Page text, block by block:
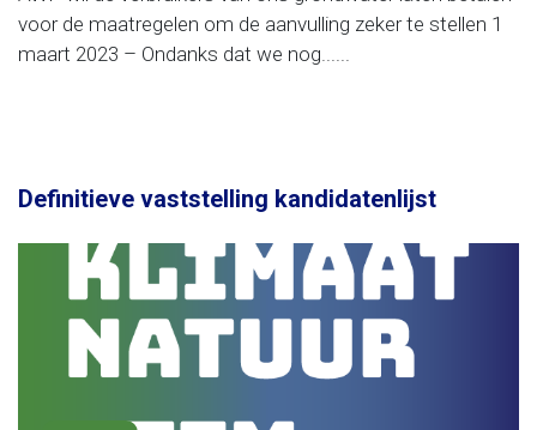
voor de maatregelen om de aanvulling zeker te stellen 1
maart 2023 – Ondanks dat we nog......
Definitieve vaststelling kandidatenlijst